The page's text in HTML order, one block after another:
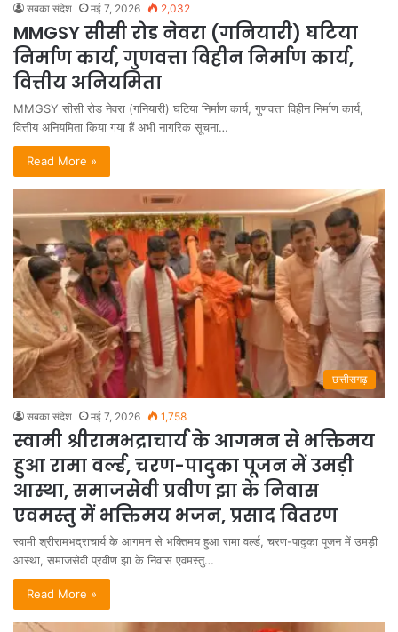
सबका संदेश मई 7, 2026 2,032
MMGSY सीसी रोड नेवरा (गनियारी) घटिया
निर्माण कार्य, गुणवत्ता विहीन निर्माण कार्य,
वित्तीय अनियमिता
MMGSY सीसी रोड नेवरा (गनियारी) घटिया निर्माण कार्य, गुणवत्ता विहीन निर्माण कार्य,
वित्तीय अनियमिता किया गया हैं अभी नागरिक सूचना…
Read More »
छत्तीसगढ़
सबका संदेश मई 7, 2026 1,758
स्वामी श्रीरामभद्राचार्य के आगमन से भक्तिमय
हुआ रामा वर्ल्ड, चरण-पादुका पूजन में उमड़ी
आस्था, समाजसेवी प्रवीण झा के निवास
एवमस्तु में भक्तिमय भजन, प्रसाद वितरण
स्वामी श्रीरामभद्राचार्य के आगमन से भक्तिमय हुआ रामा वर्ल्ड, चरण-पादुका पूजन में उमड़ी
आस्था, समाजसेवी प्रवीण झा के निवास एवमस्तु…
Read More »